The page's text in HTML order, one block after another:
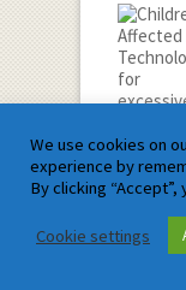
Name*
We use cookies on
experience by
By clicking
Cookie settings